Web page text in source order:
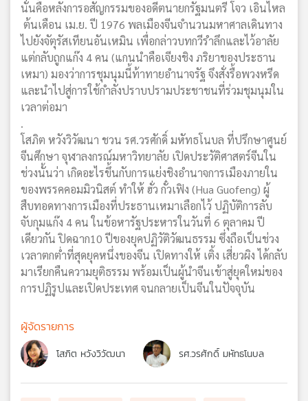
นั่นคือหลังการอสัญกรรมของอดีตนายกรัฐมนตรี โจว เอินไหล
ต้นเดือน เม.ย. ปี 1976 พลเมืองจีนจำนวนมหาศาลเดินทาง
ไปยังจัตุรัสเทียนอันเหมิน เพื่อกล่าวบทกวีรำลึกและไว้อาลัย
แต่กลับถูกแก๊ง 4 คน (แกนนำคือเจียงชิง ภริยาของประธาน
เหมา) มองว่าการชุมนุมนี้ท้าทายอำนาจรัฐ จึงสั่งรื้อพวงหรีด
และนำไปสู่การใช้กำลังปราบปรามประชาชนที่ร่วมชุมนุมใน
เวลาต่อมา
.
โสภิต หวังวิวัฒนา ชวน รศ.วรศักดิ์ มหัทธโนบล ที่ปรึกษาศูนย์
จีนศึกษา จุฬาลงกรณ์มหาวิทยาลัย เปิดประวัติศาสตร์จีนใน
ช่วงนั้นว่า เกิดอะไรขึ้นกับการแย่งชิงอำนาจการเมืองภายใน
ของพรรคคอมมิวนิสต์ ทำให้ ฮั่ว กั๋วเฟิง (Hua Guofeng) ผู้
สืบทอดทางการเมืองที่ประธานเหมาเลือกไว้ ปฏิบัติการลับ
จับกุมแก๊ง 4 คน ในข้อหารัฐประหารในวันที่ 6 ตุลาคม ปี
เดียวกัน ปิดฉาก10 ปีของยุคปฏิวัติวัฒนธรรม ซึ่งถือเป็นช่วง
เวลาตกต่ำที่สุดยุคหนึ่งของจีน เปิดทางให้ เติ้ง เสี่ยวผิง ได้กลับ
มาเรียกคืนความยุติธรรม พร้อมเป็นผู้นำจีนเข้าสู่ยุคใหม่ของ
การปฏิรูปและเปิดประเทศ จนกลายเป็นจีนในปัจจุบัน
ผู้จัดรายการ
โสภิต หวังวิวัฒนา รศ.วรศักดิ์ มหัทธโนบล